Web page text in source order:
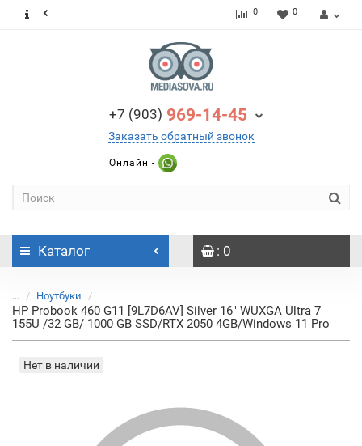
0 0
+7 (903) 969-14-45
Заказать обратный звонок
Онлайн -
Каталог : 0
... Ноутбуки
HP Probook 460 G11 [9L7D6AV] Silver 16" WUXGA Ultra 7
155U /32 GB/ 1000 GB SSD/RTX 2050 4GB/Windows 11 Pro
Нет в наличии